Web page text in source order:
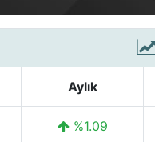
Aylık
%1.09